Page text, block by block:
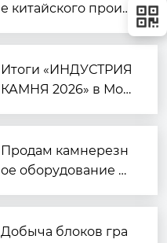
е китайского произ
Итоги «ИНДУСТРИЯ
КАМНЯ 2026» в Мос
изацию и подготовк
а к Marmomac в Вер
оне
Продам камнерезн
ое оборудование —
к работе
Добыча блоков гра